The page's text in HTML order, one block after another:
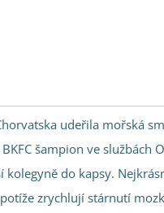
udeřila mořská
šampion ve službách
do kapsy.
zrychlují stárnutí